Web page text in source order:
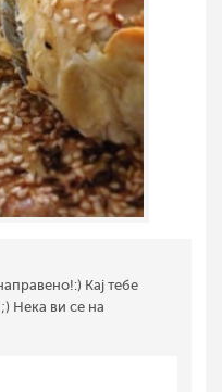
Кај тебе
Нека ви се на